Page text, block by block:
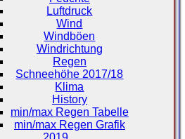
Luftdruck
Wind
Windböen
Windrichtung
Regen
Schneehöhe 2017/18
Klima
History
min/max Regen Tabelle
min/max Regen Grafik